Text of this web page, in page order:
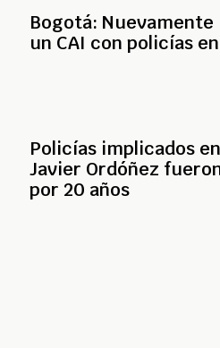
Bogotá:
un CAI con policías
Policías implicados
Javier Ordóñez
por 20 años